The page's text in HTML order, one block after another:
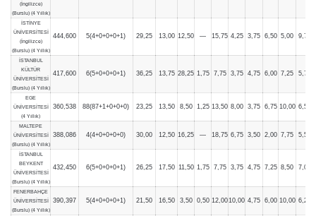
(İngilizce)
(Burslu) (4 Yıllık)
İSTİNYE
ÜNİVERSİTESİ
(İngilizce)
(Burslu) (4 Yıllık)
444,600 5(4+0+0+0+1) 29,25 13,00 12,50 — 15,75 4,25 3,75 6,50 5,00 9,75
İSTANBUL
KÜLTÜR
ÜNİVERSİTESİ
(Burslu) (4 Yıllık)
417,600 6(5+0+0+0+1) 36,25 13,75 28,25 1,75 7,75 3,75 4,75 6,00 7,25 5,75
EGE
ÜNİVERSİTESİ
(4 Yıllık)
360,538 88(87+1+0+0+0) 23,25 13,50 8,50 1,25 13,50 8,00 3,75 6,75 10,00 6,50
MALTEPE
ÜNİVERSİTESİ
(Burslu) (4 Yıllık)
388,086 4(4+0+0+0+0) 30,00 12,50 16,25 — 18,75 6,75 3,50 2,00 7,75 5,50
İSTANBUL
BEYKENT
ÜNİVERSİTESİ
(Burslu) (4 Yıllık)
432,450 6(5+0+0+0+1) 26,25 17,50 11,50 1,75 7,75 3,75 4,75 7,25 8,50 7,00
FENERBAHÇE
ÜNİVERSİTESİ
(Burslu) (4 Yıllık)
390,397 5(4+0+0+0+1) 21,50 16,50 3,50 0,50 12,0010,00 4,75 6,00 10,00 6,25